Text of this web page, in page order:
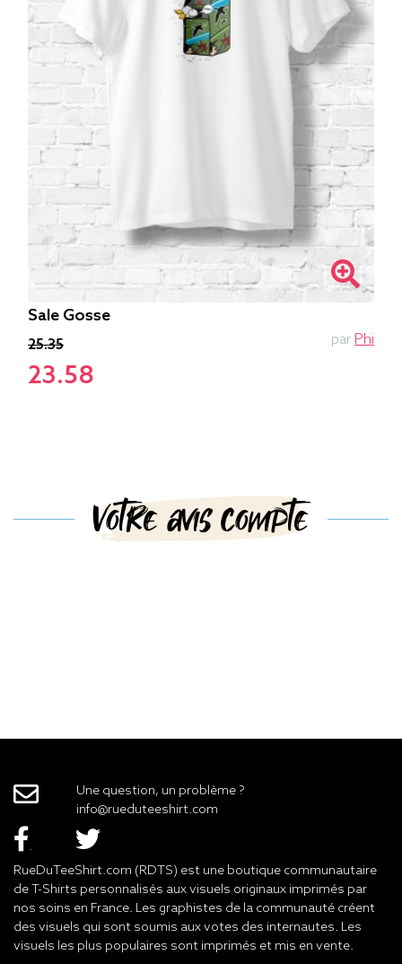
Sale Gosse
25.35
23.58
par Phi
Votre avis compte
Une question, un problème ?
info@rueduteeshirt.com
RueDuTeeShirt.com (RDTS) est une boutique communautaire
de T-Shirts personnalisés aux visuels originaux imprimés par
nos soins en France. Les graphistes de la communauté créent
des visuels qui sont soumis aux votes des internautes. Les
visuels les plus populaires sont imprimés et mis en vente.